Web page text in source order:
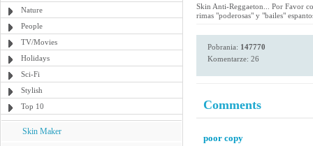
Nature
People
TV/Movies
Holidays
Sci-Fi
Stylish
Top 10
Skin Maker
Skin Anti-Reggaeton... Por Favor
rimas "poderosas" y "bailes"
Pobrania: 147770
Komentarze: 26
Comments
poor copy